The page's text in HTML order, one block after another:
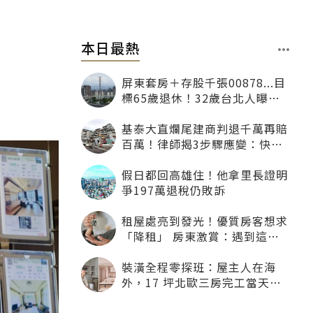
本日最熱
屏東套房＋存股千張00878...目
標65歲退休！32歲台北人曝：
基泰大直爛尾建商判退千萬再賠
百萬！律師揭3步驟應變：快通
假日都回高雄住！他拿里長證明
爭197萬退稅仍敗訴
租屋處亮到發光！優質房客想求
「降租」 房東激賞：遇到這種
裝潢全程零探班：屋主人在海
外，17 坪北歐三房完工當天才